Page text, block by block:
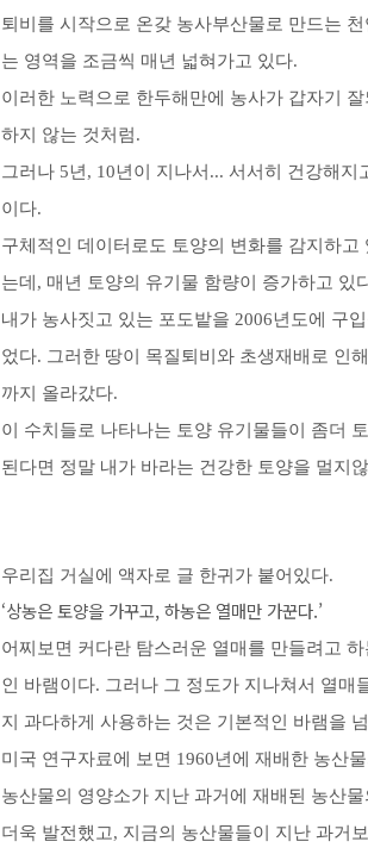
퇴비를 시작으로 온갖 농사부산물로 만드는
는 영역을 조금씩 매년 넓혀가고 있다.
이러한 노력으로 한두해만에 농사가 갑자기
하지 않는 것처럼.
그러나 5년, 10년이 지나서... 서서히 건강해
이다.
구체적인 데이터로도 토양의 변화를 감지하
는데, 매년 토양의 유기물 함량이 증가하고 있
내가 농사짓고 있는 포도밭을 2006년도에 구
었다. 그러한 땅이 목질퇴비와 초생재배로 인
까지 올라갔다.
이 수치들로 나타나는 토양 유기물들이 좀더
된다면 정말 내가 바라는 건강한 토양을 멀지
우리집 거실에 액자로 글 한귀가 붙어있다.
‘상농은 토양을 가꾸고, 하농은 열매만 가꾼다.’
어찌보면 커다란 탐스러운 열매를 만들려고
인 바램이다. 그러나 그 정도가 지나쳐서 열
지 과다하게 사용하는 것은 기본적인 바램을
미국 연구자료에 보면 1960년에 재배한 농산
농산물의 영양소가 지난 과거에 재배된 농산
더욱 발전했고, 지금의 농산물들이 지난 과거